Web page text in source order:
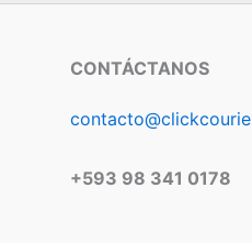
CONTÁCTANOS
+593 98 341 0178